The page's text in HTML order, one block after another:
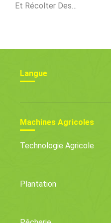
Et Récolter Des
Langue
Machines Agricoles
Technologie Agricole
Plantation